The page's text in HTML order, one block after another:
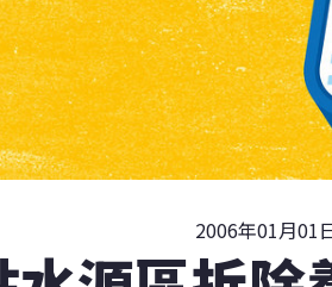
2006年01月01